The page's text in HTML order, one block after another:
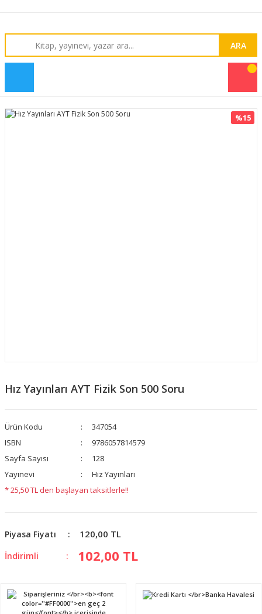
ARA
%15
Hız Yayınları AYT Fizik Son 500 Soru
Ürün Kodu
347054
ISBN
9786057814579
Sayfa Sayısı
128
Yayınevi
Hız Yayınları
* 25,50 TL den başlayan taksitlerle!!
Piyasa Fiyatı 120,00 TL
İndirimli 102,00 TL